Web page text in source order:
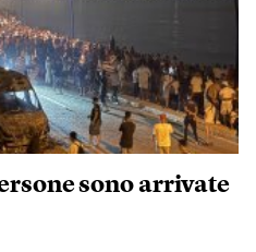
sono arrivate